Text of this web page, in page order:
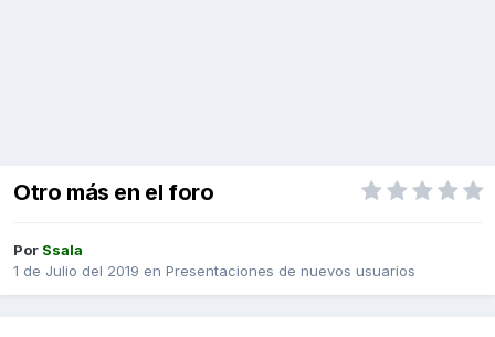
Otro más en el foro
Por Ssala
1 de Julio del 2019 en Presentaciones de nuevos usuarios